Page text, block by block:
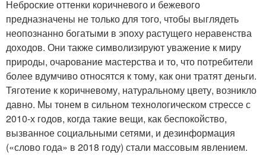
Неброские оттенки коричневого и бежевого
предназначены не только для того, чтобы выглядеть
неопознанно богатыми в эпоху растущего неравенства
доходов. Они также символизируют уважение к миру
природы, очарование мастерства и то, что потребители
более вдумчиво относятся к тому, как они тратят деньги.
Тяготение к коричневому, натуральному цвету, возникло
давно. Мы тонем в сильном технологическом стрессе с
2010-х годов, когда такие вещи, как беспокойство,
вызванное социальными сетями, и дезинформация
(«слово года» в 2018 году) стали массовым явлением.